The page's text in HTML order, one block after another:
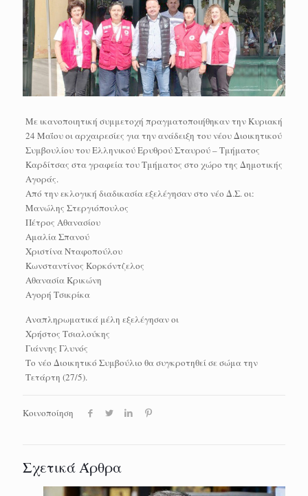
Με ικανοποιητική συμμετοχή πραγματοποιήθηκαν την Κυριακή
24 Μαΐου οι αρχαιρεσίες για την ανάδειξη του νέου Διοικητικού
Συμβουλίου του Ελληνικού Ερυθρού Σταυρού – Τμήματος
Καρδίτσας στα γραφεία του Τμήματος στο χώρο της Δημοτικής
Αγοράς.
Από την εκλογική διαδικασία εξελέγησαν στο νέο Δ.Σ. οι:
Μανώλης Στεργιόπουλος
Πέτρος Αθανασίου
Αμαλία Σπανού
Χριστίνα Νταφοπούλου
Κωνσταντίνος Κορκόντζελος
Αθανασία Κρικώνη
Αγορή Τσικρίκα
Αναπληρωματικά μέλη εξελέγησαν οι
Χρήστος Τσιαλούκης
Γιάννης Γλυνός
Το νέο Διοικητικό Συμβούλιο θα συγκροτηθεί σε σώμα την
Τετάρτη (27/5).
Κοινοποίηση
Σχετικά Άρθρα